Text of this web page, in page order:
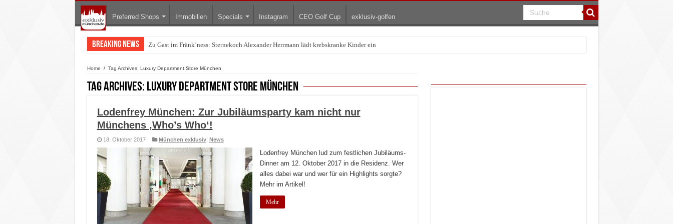
Preferred Shops Immobilien Specials Instagram CEO Golf Cup exklusiv-golfen
Breaking News Zu Gast im Fränk’ness: Sternekoch Alexander Herrmann lädt krebskranke Kinder ein
Warum München gerade zum Treffpunkt der Lingerie-Branche wurde
Home / Tag Archives: Luxury Department Store München
Tag Archives: Luxury Department Store München
Lodenfrey München: Zur Jubiläumsparty kam nicht nur
Münchens ‚Who’s Who‘!
18. Oktober 2017 München exklusiv, News
Lodenfrey München lud zum festlichen Jubiläums-
Dinner am 12. Oktober 2017 in die Residenz. Wer
alles dabei war und wer für ein Highlights sorgte?
Mehr im Artikel!
Mehr